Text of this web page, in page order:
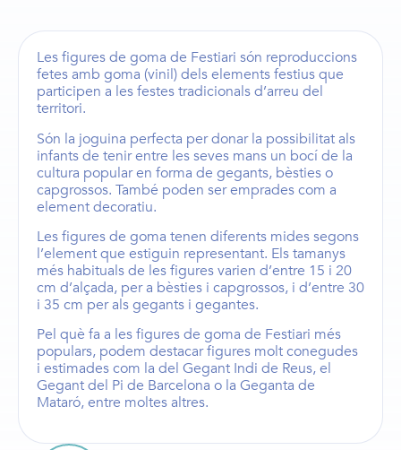
Lesfigures de goma de Festiari són reproduccions
fetes amb goma (vinil) dels elements festius que
participen a les festes tradicionals d’arreu del
territori.
Són la joguina perfecta per donar la possibilitat als
infants de tenir entre les seves mans un bocí de la
cultura popular en forma de gegants, bèstieso
capgrossos. També poden ser emprades com a
element decoratiu.
Lesfigures de goma tenen diferents mides segons
l’element que estiguin representant. Elstamanys
més habituals de les figuresvarien d’entre 15 i 20
cm d’alçada, per a bèsties i capgrossos, i d’entre 30
i 35 cm per alsgegants i gegantes.
Pel què fa a les figures de goma de Festiari més
populars, podem destacar figures molt conegudes
i estimades com la del Gegant Indi de Reus, el
Gegant del Pi de Barcelona o la Geganta de
Mataró, entre moltes altres.